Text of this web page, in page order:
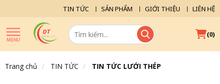
TIN TỨC SẢN PHẨM GIỚI THIỆU LIÊN HỆ
(0)
Trang chủ TIN TỨC TIN TỨC LƯỚI THÉP